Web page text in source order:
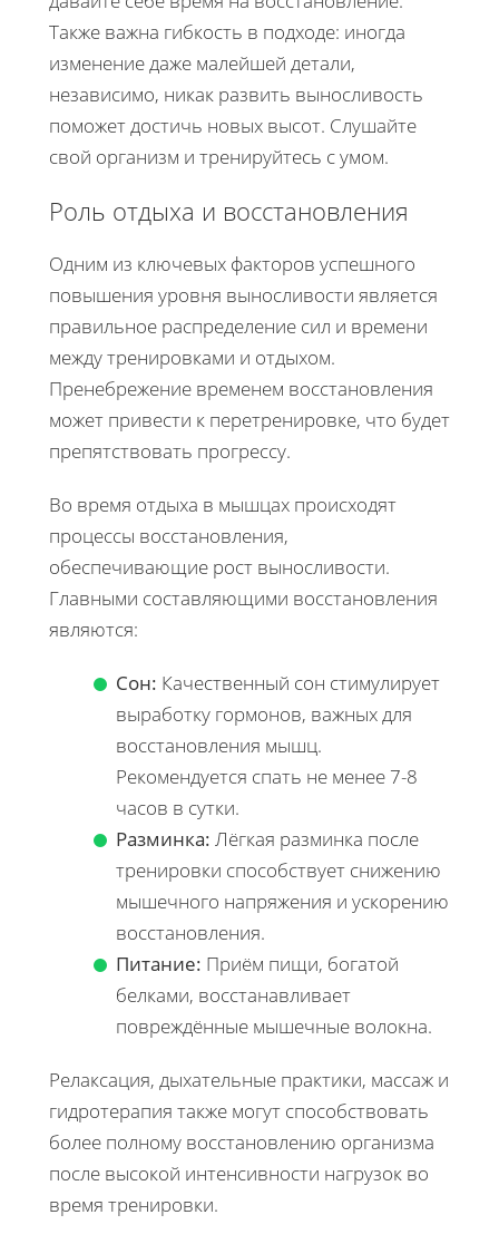
Также важна гибкость в подходе: иногда
изменение даже малейшей детали,
независимо, никак развить выносливость
поможет достичь новых высот. Слушайте
свой организм и тренируйтесь с умом.
Роль отдыха и восстановления
Одним из ключевых факторов успешного
повышения уровня выносливости является
правильное распределение сил и времени
между тренировками и отдыхом.
Пренебрежение временем восстановления
может привести к перетренировке, что будет
препятствовать прогрессу.
Во время отдыха в мышцах происходят
процессы восстановления,
обеспечивающие рост выносливости.
Главными составляющими восстановления
являются:
Сон: Качественный сон стимулирует
выработку гормонов, важных для
восстановления мышц.
Рекомендуется спать не менее 7-8
часов в сутки.
Разминка: Лёгкая разминка после
тренировки способствует снижению
мышечного напряжения и ускорению
восстановления.
Питание: Приём пищи, богатой
белками, восстанавливает
повреждённые мышечные волокна.
Релаксация, дыхательные практики, массаж и
гидротерапия также могут способствовать
более полному восстановлению организма
после высокой интенсивности нагрузок во
время тренировки.